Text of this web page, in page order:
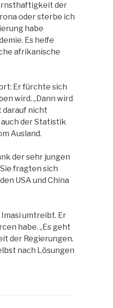
der
oder sterbe ich
habe
Es helfe
afrikanische
Er fürchte sich
wird. „Dann wird
darauf nicht
der Statistik
Ausland.
der sehr jungen
fragten sich
USA und China
Imasi umtreibt. Er
habe. „Es geht
der Regierungen.
nach Lösungen